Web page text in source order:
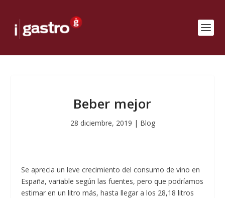
Beber mejor
28 diciembre, 2019 | Blog
Se aprecia un leve crecimiento del consumo de vino en
España, variable según las fuentes, pero que podríamos
estimar en un litro más, hasta llegar a los 28,18 litros